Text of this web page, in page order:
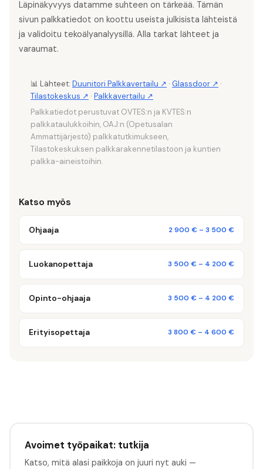
Läpinäkyvyys datamme suhteen on tärkeää. Tämän
sivun palkkatiedot on koottu useista julkisista lähteistä
ja validoitu tekoälyanalyysillä. Alla tarkat lähteet ja
varaumat.
📊 Lähteet: Duunitori Palkkavertailu ↗ · Glassdoor ↗ ·
Tilastokeskus ↗ · Palkkavertailu ↗
Palkkatiedot perustuvat OVTES:n ja KVTES:n
palkkataulukkoihin, OAJ:n (Opetusalan
Ammattijärjestö) palkkatutkimukseen,
Tilastokeskuksen palkkarakennetilastoon ja kuntien
palkka-aineistoihin.
Katso myös
Ohjaaja 2 900 € – 3 500 €
Luokanopettaja 3 500 € – 4 200 €
Opinto-ohjaaja 3 500 € – 4 200 €
Erityisopettaja 3 800 € – 4 600 €
Avoimet työpaikat: tutkija
Katso, mitä alasi paikkoja on juuri nyt auki —